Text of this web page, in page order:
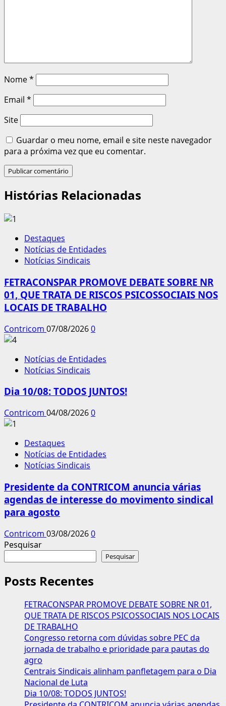
Nome*
Email *
Site
Guardar o meu nome, email e site neste navegador
para a próxima vez que eu comentar.
Histórias Relacionadas
Destaques
Notícias de Entidades
Notícias Sindicais
FETRACONSPAR PROMOVE DEBATE SOBRE NR
01, QUE TRATA DE RISCOS PSICOSSOCIAIS NOS
LOCAIS DE TRABALHO
Contricom 07/08/20260
Notícias de Entidades
Notícias Sindicais
Dia 10/08: TODOS JUNTOS!
Contricom 04/08/20260
Destaques
Notícias de Entidades
Notícias Sindicais
Presidente da CONTRICOM anuncia várias
agendas de interesse do movimento sindical
para agosto
Contricom 03/08/20260
Pesquisar
Pesquisar
Posts Recentes
FETRACONSPAR PROMOVE DEBATE SOBRE NR 01,
QUE TRATA DE RISCOS PSICOSSOCIAIS NOS LOCAIS
DE TRABALHO
Congresso retorna com dúvidas sobre PEC da
jornada de trabalho e prioridade para pautas do
agro
Centrais Sindicais alinham panfletagem para o Dia
Nacional de Luta
Dia 10/08: TODOS JUNTOS!